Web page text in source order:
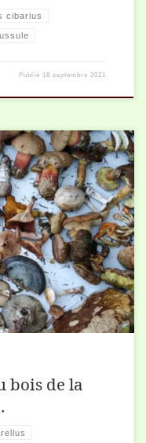
cibarius
Publié 18 septembre 2021
et des Tubées pour
de se retrouver !
bois de la